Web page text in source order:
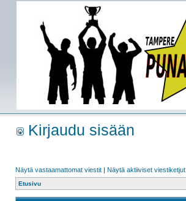
Kirjaudu sisään
Näytä vastaamattomat viestit | Näytä aktiiviset viestiketjut
Etusivu